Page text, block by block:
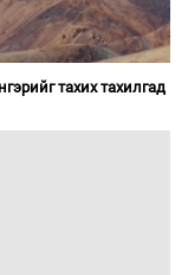
тахих тахилгад